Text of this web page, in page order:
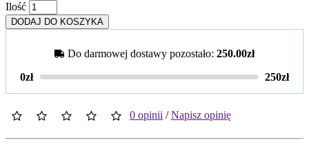
Ilość
DODAJ DO KOSZYKA
Do darmowej dostawy pozostało: 250.00zł
0zł
250zł
0 opinii /Napisz opinię